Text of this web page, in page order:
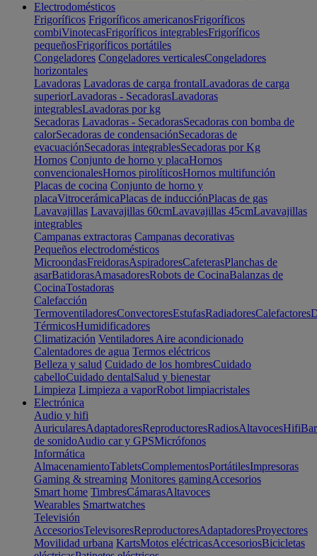
Electrodomésticos
Frigoríficos Frigoríficos americanosFrigoríficos
combiVinotecasFrigoríficos integrablesFrigoríficos
pequeñosFrigoríficos portátiles
Congeladores Congeladores verticalesCongeladores
horizontales
Lavadoras Lavadoras de carga frontalLavadoras de carga
superiorLavadoras - SecadorasLavadoras
integrablesLavadoras por kg
Secadoras Lavadoras - SecadorasSecadoras con bomba de
calorSecadoras de condensaciónSecadoras de
evacuaciónSecadoras integrablesSecadoras por Kg
Hornos Conjunto de horno y placaHornos
convencionalesHornos pirolíticosHornos multifunción
Placas de cocina Conjunto de horno y
placaVitrocerámicaPlacas de inducciónPlacas de gas
Lavavajillas Lavavajillas 60cmLavavajillas 45cmLavavajillas
integrables
Campanas extractoras Campanas decorativas
Pequeños electrodomésticos
MicroondasFreidorasAspiradoresCafeterasPlanchas de
asarBatidorasAmasadoresRobots de CocinaBalanzas de
CocinaTostadoras
Calefacción
TermoventiladoresConvectoresEstufasRadiadoresCalefactores
TérmicosHumidificadores
Climatización Ventiladores Aire acondicionado
Calentadores de agua Termos eléctricos
Belleza y salud Cuidado de los hombresCuidado
cabelloCuidado dentalSalud y bienestar
Limpieza Limpieza a vaporRobot limpiacristales
Electrónica
Audio y hifi
AuricularesAdaptadoresReproductoresRadiosAltavocesHifi
de sonidoAudio car y GPSMicrófonos
Informática
AlmacenamientoTabletsComplementosPortátilesImpresoras
Gaming & streaming Monitores gamingAccesorios
Smart home TimbresCámarasAltavoces
Wearables Smartwatches
Televisión
AccesoriosTelevisoresReproductoresAdaptadoresProyectores
Movilidad urbana KartsMotos eléctricasAccesoriosBicicletas